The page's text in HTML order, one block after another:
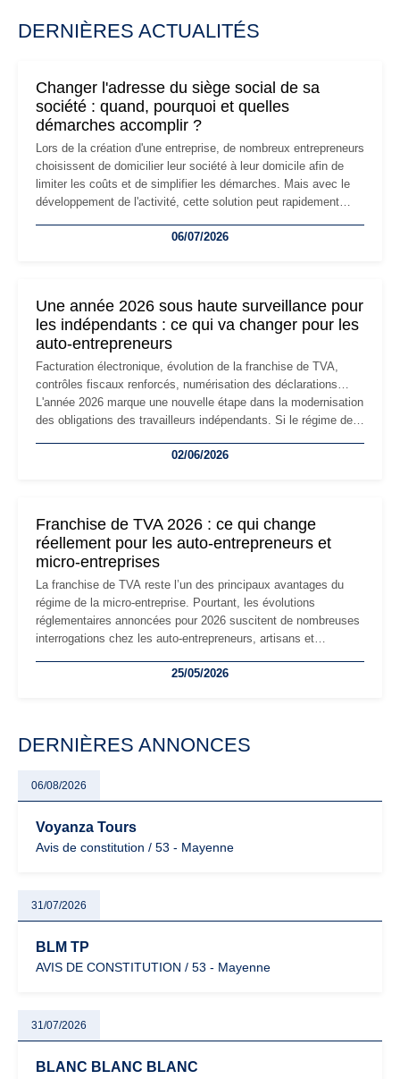
DERNIÈRES ACTUALITÉS
Changer l'adresse du siège social de sa
société : quand, pourquoi et quelles
démarches accomplir ?
Lors de la création d'une entreprise, de nombreux entrepreneurs
choisissent de domicilier leur société à leur domicile afin de
limiter les coûts et de simplifier les démarches. Mais avec le
développement de l'activité, cette solution peut rapidement
professionnels, recrutement, image de marque… Le
06/07/2026
Une année 2026 sous haute surveillance pour
les indépendants : ce qui va changer pour les
auto-entrepreneurs
Facturation électronique, évolution de la franchise de TVA,
contrôles fiscaux renforcés, numérisation des déclarations…
L'année 2026 marque une nouvelle étape dans la modernisation
des obligations des travailleurs indépendants. Si le régime de
les auto-entrepreneurs devront s'adapter à un environnement
02/06/2026
Franchise de TVA 2026 : ce qui change
réellement pour les auto-entrepreneurs et
micro-entreprises
La franchise de TVA reste l’un des principaux avantages du
régime de la micro-entreprise. Pourtant, les évolutions
réglementaires annoncées pour 2026 suscitent de nombreuses
interrogations chez les auto-entrepreneurs, artisans et
facturation ou risque de bascule vers la TVA : les règles
25/05/2026
DERNIÈRES ANNONCES
06/08/2026
Voyanza Tours
Avis de constitution / 53 - Mayenne
31/07/2026
BLM TP
AVIS DE CONSTITUTION / 53 - Mayenne
31/07/2026
BLANC BLANC BLANC